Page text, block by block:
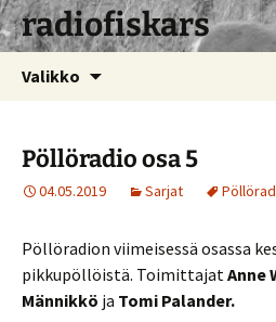
radiofiskars
Valikko
Pöllöradio osa 5
04.05.2019 Sarjat
Pöllöradion viimeisessä osassa
pikkupöllöistä. ToimittajatAnne
Männikkö ja Tomi Palander.